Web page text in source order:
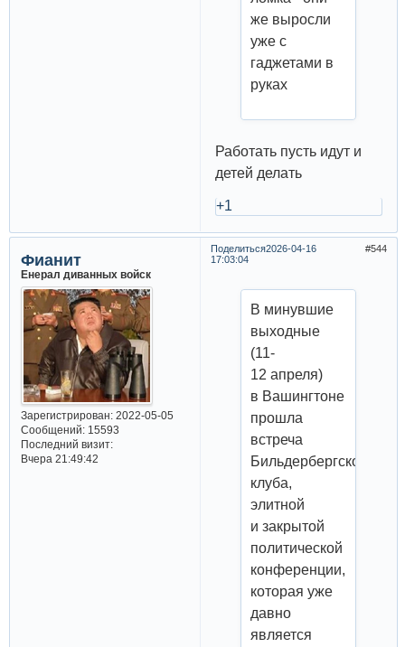
же выросли
уже с
гаджетами в
руках
Работать пусть идут и
детей делать
+1
Поделиться 544
2026-04-16
17:03:04
Фианит
Енерал диванных войск
Зарегистрирован: 2022-05-05
Сообщений:15593
Последний визит:
Вчера 21:49:42
В минувшие
выходные
(11-
12 апреля)
в Вашингтоне
прошла
встреча
Бильдербергского
клуба,
элитной
и закрытой
политической
конференции,
которая уже
давно
является